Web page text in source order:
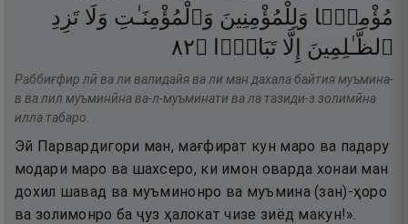
مُؤْمِنًۭا وَلِلْمُؤْمِنِينَ وَٱلْمُؤْمِنَـٰتِ وَلَا تَزِدِ
ٱلظَّـٰلِمِينَ
إِلَّا تَبَارًۢا ۝٢٨
Раббиғфир лӣ ва ли валидайя ва ли ман дахала байтия муъмина-
в ва лил муъминӣна ва-л-муъминати ва ла тазиди-з золимӣна
илла табаро.
Эй Парвардигори ман, мағфират кун маро ва падару
модари маро ва шахсеро, ки имон оварда хонаи ман
дохил шавад ва муъминонро ва муъмина (зан)-ҳоро
ва золимонро ба ҷуз ҳалокат чизе зиёд макун!».